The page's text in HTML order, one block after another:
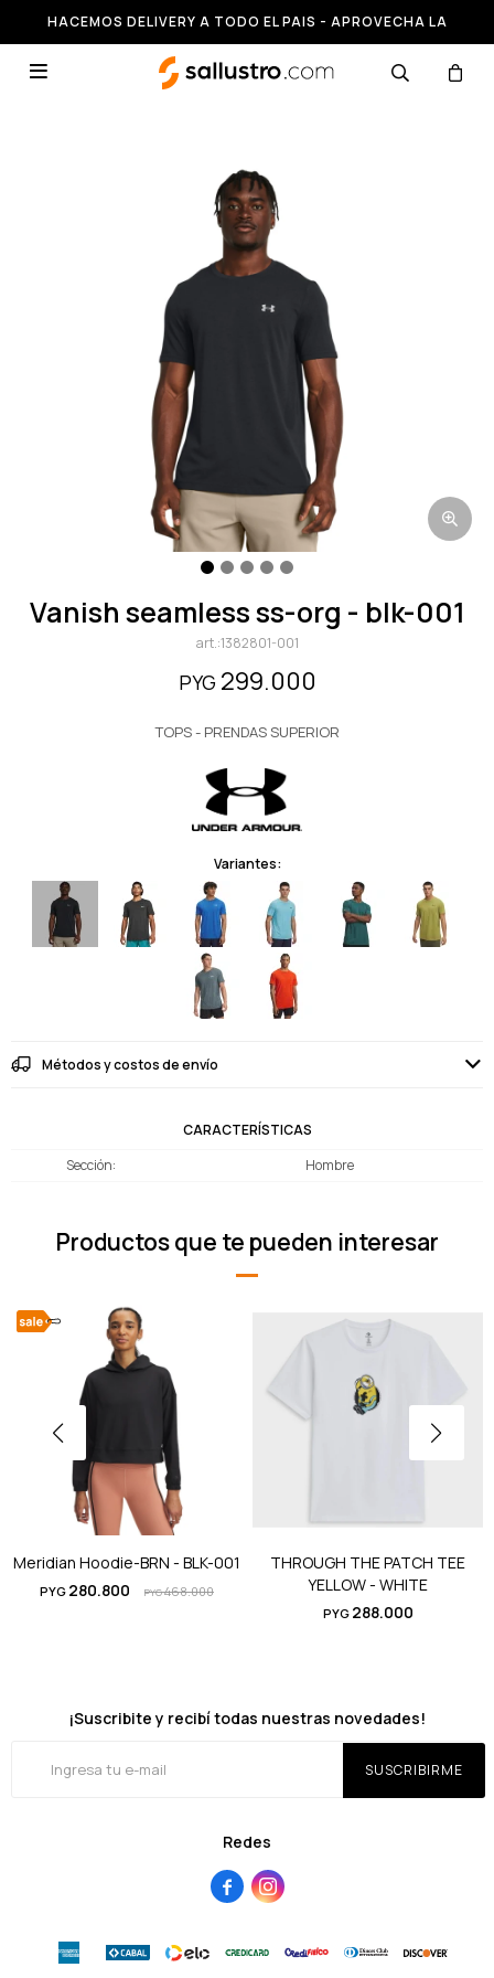
HACEMOS DELIVERY A TODO EL PAIS - APROVECHA LA
RUNNING HASTA 50% OFF

vanish seamless ss-org - blk-001
1382801-001
PYG 299.000
TOPS - PRENDAS SUPERIOR
Variantes:
Métodos y costos de envío
CARACTERÍSTICAS
Sección
Hombre
Productos que te pueden interesar
Meridian Hoodie-BRN - BLK-001
PYG 280.800 PYG468.000
THROUGH THE PATCH TEE
YELLOW - WHITE
PYG 288.000
Redes
 
¡Suscribite y recibí todas nuestras novedades!
SUSCRIBIRME